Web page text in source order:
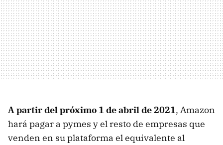
A partir del próximo 1 de abril de 2021, Amazon
hará pagar a pymes y el resto de empresas que
venden en su plataforma el equivalente al